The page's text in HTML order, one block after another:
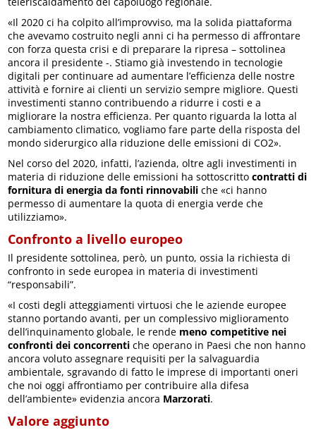
«Il 2020 ci ha colpito all’improvviso, ma la solida piattaforma
che avevamo costruito negli anni ci ha permesso di affrontare
con forza questa crisi e di preparare la ripresa – sottolinea
ancora il presidente -. Stiamo già investendo in tecnologie
digitali per continuare ad aumentare l’efficienza delle nostre
attività e fornire ai clienti un servizio sempre migliore. Questi
investimenti stanno contribuendo a ridurre i costi e a
migliorare la nostra efficienza. Per quanto riguarda la lotta al
cambiamento climatico, vogliamo fare parte della risposta del
mondo siderurgico alla riduzione delle emissioni di CO2».
Nel corso del 2020, infatti, l’azienda, oltre agli investimenti in
materia di riduzione delle emissioni ha sottoscrittocontratti di
fornitura di energia da fonti rinnovabili che «ci hanno
permesso di aumentare la quota di energia verde che
utilizziamo».
Confronto a livello europeo
Il presidente sottolinea, però, un punto, ossia la richiesta di
confronto in sede europea in materia di investimenti
“responsabili”.
«I costi degli atteggiamenti virtuosi che le aziende europee
stanno portando avanti, per un complessivo miglioramento
dell’inquinamento globale, le rende meno competitive nei
confronti dei concorrenti che operano in Paesi che non hanno
ancora voluto assegnare requisiti per la salvaguardia
ambientale, sgravando di fatto le imprese di importanti oneri
che noi oggi affrontiamo per contribuire alla difesa
dell’ambiente» evidenzia ancora Marzorati.
Valore aggiunto